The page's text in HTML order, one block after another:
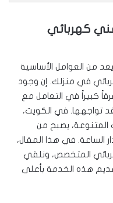
كهربائي
يعد من العوامل الأساسية
في منزلك. إن وجود
كبيراً في التعامل مع
تواجهها. في الكويت،
المتنوعة، يصبح من
الساعة. في هذا المقال،
المتخصص، ونلقي
هذه الخدمة بأعلى